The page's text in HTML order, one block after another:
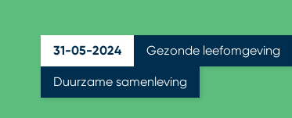
31-05-2024 Gezonde leefomgeving
Duurzame samenleving